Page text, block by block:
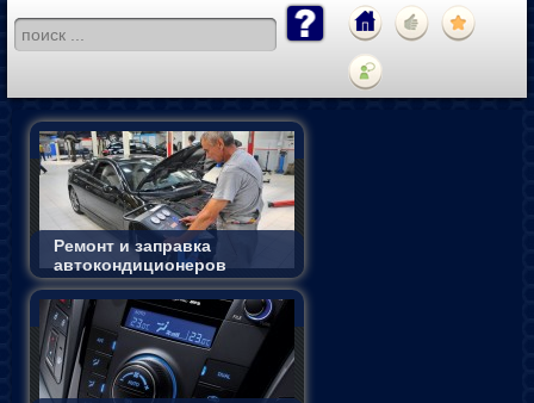
Ремонт и заправка
автокондиционеров